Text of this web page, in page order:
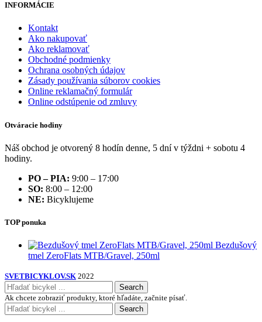
INFORMÁCIE
Kontakt
Ako nakupovať
Ako reklamovať
Obchodné podmienky
Ochrana osobných údajov
Zásady používania súborov cookies
Online reklamačný formulár
Online odstúpenie od zmluvy
Otváracie hodiny
Náš obchod je otvorený 8 hodín denne, 5 dní v týždni + sobotu 4
hodiny.
PO – PIA: 9:00 – 17:00
SO: 8:00 – 12:00
NE: Bicyklujeme
TOP ponuka
Bezdušový
tmel ZeroFlats MTB/Gravel, 250ml
SVETBICYKLOV.SK 2022
Search
Ak chcete zobraziť produkty, ktoré hľadáte, začnite písať.
Search